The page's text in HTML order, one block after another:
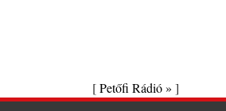
[Petőfi Rádió » ]